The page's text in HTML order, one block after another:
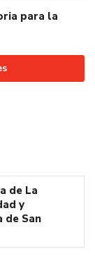
para la
de La
y
de San